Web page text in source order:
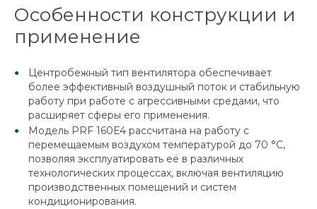
Особенности конструкции и
применение
Центробежный тип вентилятора обеспечивает
более эффективный воздушный поток и стабильную
работу при работе с агрессивными средами, что
расширяет сферы его применения.
Модель PRF 160E4 рассчитана на работу с
перемещаемым воздухом температурой до 70 °C,
позволяя эксплуатировать её в различных
технологических процессах, включая вентиляцию
производственных помещений и систем
кондиционирования.